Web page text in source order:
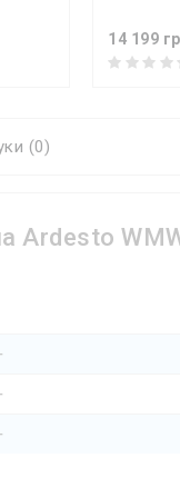
14 199
(0)
Ardesto